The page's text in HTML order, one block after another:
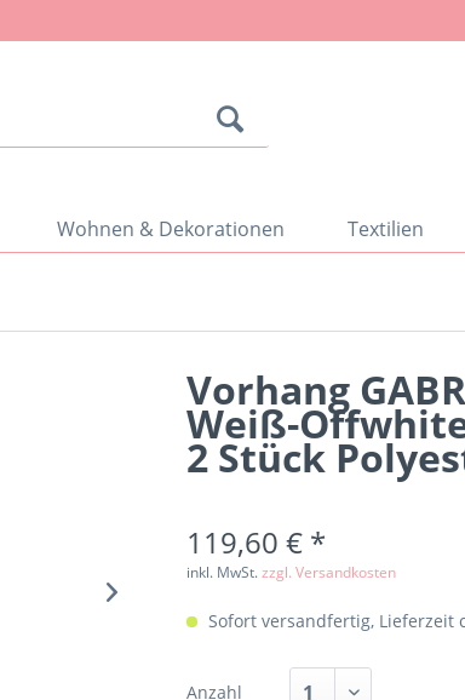
Wohnen & Dekorationen Textilien
Vorhang
Weiß-
2 Stück
119,60 € *
inkl. MwSt.zzgl. Versandkosten
Sofort versandfertig, Lieferzeit
Anzahl